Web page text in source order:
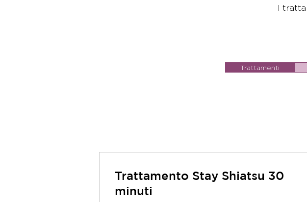
I
Trattamenti
Trattamento Stay Shiatsu 30
minuti